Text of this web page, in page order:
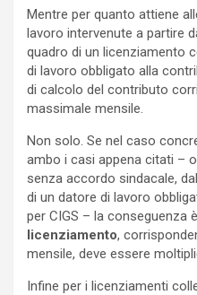
Mentre per quanto attiene
lavoro intervenute a partire
quadro di un licenziamento
di lavoro obbligato alla
di calcolo del contributo
massimale mensile.
Non solo. Se nel caso
ambo i casi appena citati –
senza accordo sindacale,
di un datore di lavoro
per CIGS – la conseguenza
licenziamento,
mensile, deve essere
Infine per i licenziamenti